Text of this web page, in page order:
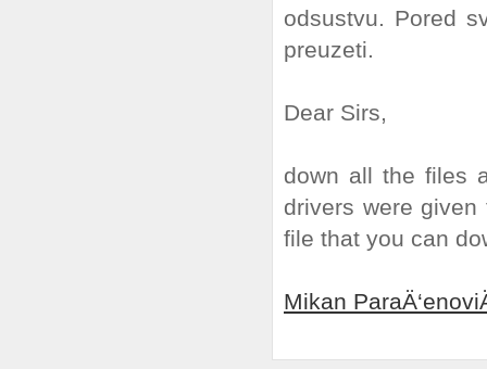
odsustvu. Pored
preuzeti.
Dear Sirs,
down all the files
drivers were
file that you can
Mikan